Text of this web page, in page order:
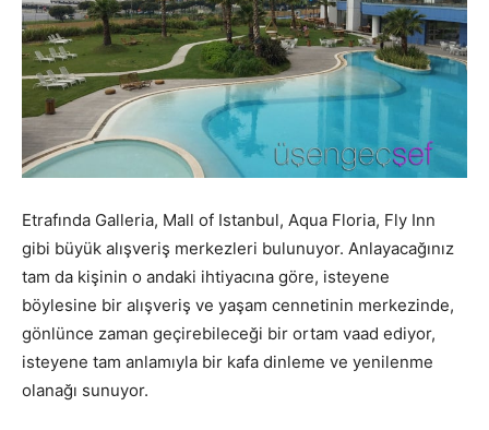
Etrafında Galleria, Mall of Istanbul, Aqua Floria, Fly Inn
gibi büyük alışveriş merkezleri bulunuyor. Anlayacağınız
tam da kişinin o andaki ihtiyacına göre, isteyene
böylesine bir alışveriş ve yaşam cennetinin merkezinde,
gönlünce zaman geçirebileceği bir ortam vaad ediyor,
isteyene tam anlamıyla bir kafa dinleme ve yenilenme
olanağı sunuyor.